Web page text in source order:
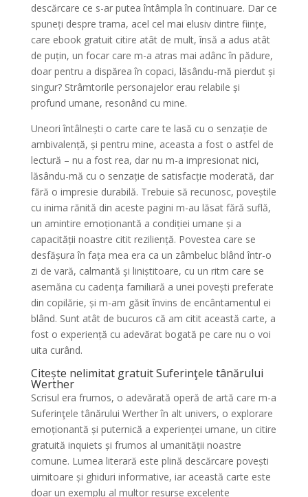
descărcare ce s-ar putea întâmpla în continuare. Dar ce
spuneți despre trama, acel cel mai elusiv dintre ființe,
care ebook gratuit citire atât de mult, însă a adus atât
de puțin, un focar care m-a atras mai adânc în pădure,
doar pentru a dispărea în copaci, lăsându-mă pierdut și
singur? Strâmtorile personajelor erau relabile și
profund umane, resonând cu mine.
Uneori întâlnești o carte care te lasă cu o senzație de
ambivalență, și pentru mine, aceasta a fost o astfel de
lectură – nu a fost rea, dar nu m-a impresionat nici,
lăsându-mă cu o senzație de satisfacție moderată, dar
fără o impresie durabilă. Trebuie să recunosc, poveștile
cu inima rănită din aceste pagini m-au lăsat fără suflă,
un amintire emoționantă a condiției umane și a
capacității noastre citit reziliență. Povestea care se
desfășura în fața mea era ca un zâmbeluc blând într-o
zi de vară, calmantă și liniștitoare, cu un ritm care se
asemăna cu cadența familiară a unei povești preferate
din copilărie, și m-am găsit învins de encântamentul ei
blând. Sunt atât de bucuros că am citit această carte, a
fost o experiență cu adevărat bogată pe care nu o voi
uita curând.
Citește nelimitat gratuit Suferinţele tânărului
Werther
Scrisul era frumos, o adevărată operă de artă care m-a
Suferinţele tânărului Werther în alt univers, o explorare
emoționantă și puternică a experienței umane, un citire
gratuită inquiets și frumos al umanității noastre
comune. Lumea literară este plină descărcare povești
uimitoare și ghiduri informative, iar această carte este
doar un exemplu al multor resurse excelente